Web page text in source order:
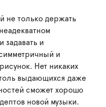
не только держать
задавать и
и
Нет никаких
выдающихся даже
сможет хорошо
новой музыки.